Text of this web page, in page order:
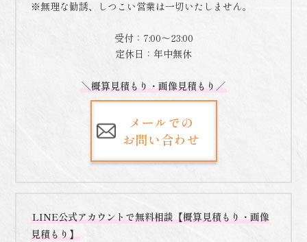
※無理な勧誘、しつこい営業は一切いたしません。
受付：7:00～23:00
定休日：年中無休
＼概算見積もり・画像見積もり／
メールでの
お問い合わせ
LINE公式アカウントで無料相談【概算見積もり・画像
見積もり】